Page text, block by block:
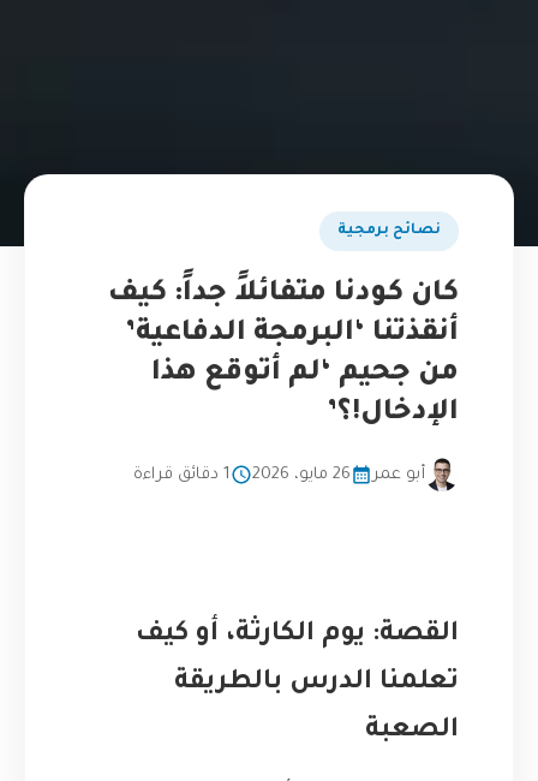
نصائح برمجية
كان كودنا متفائلاً جداً: كيف
أنقذتنا ‘البرمجة الدفاعية’
من جحيم ‘لم أتوقع هذا
الإدخال!؟’
أبو عمر 26 مايو، 2026 1 دقائق قراءة
القصة: يوم الكارثة، أو كيف
تعلمنا الدرس بالطريقة
الصعبة